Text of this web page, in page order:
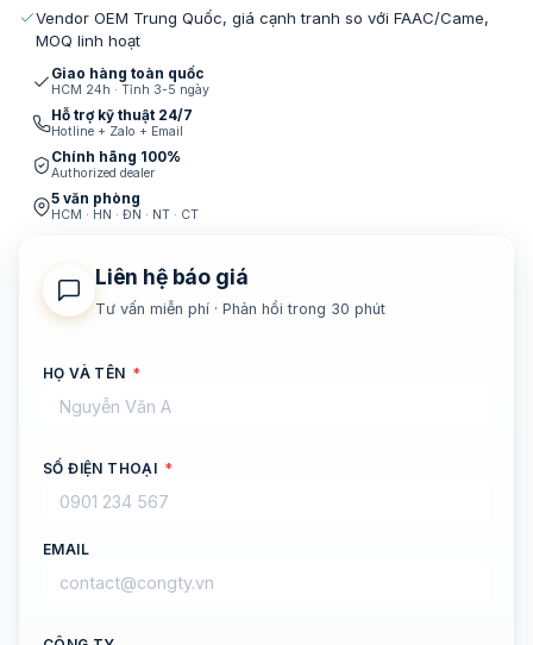
Vendor OEM Trung Quốc, giá cạnh tranh so với FAAC/Came,
MOQ linh hoạt
Giao hàng toàn quốc
HCM 24h · Tỉnh 3-5 ngày
Hỗ trợ kỹ thuật 24/7
Hotline + Zalo + Email
Chính hãng 100%
Authorized dealer
5 văn phòng
HCM · HN · ĐN · NT · CT
Liên hệ báo giá
Tư vấn miễn phí · Phản hồi trong 30 phút
HỌ VÀ TÊN *
SỐ ĐIỆN THOẠI *
EMAIL